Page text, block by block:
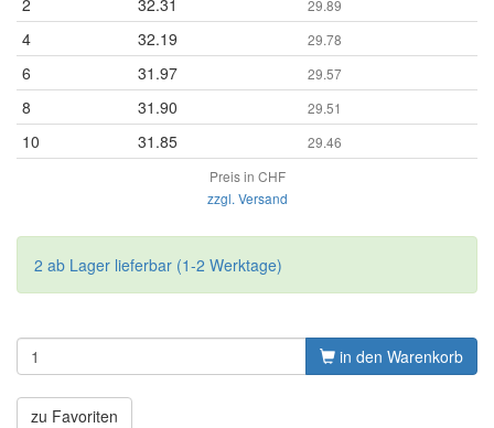
2 32.31 29.89
4 32.19 29.78
6 31.97 29.57
8 31.90 29.51
10 31.85
29.46
Preis in CHF
zzgl. Versand
2 ab Lager lieferbar (1-2 Werktage)
in den Warenkorb
zu Favoriten